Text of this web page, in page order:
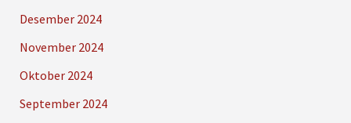
Desember 2024
November 2024
Oktober 2024
September 2024